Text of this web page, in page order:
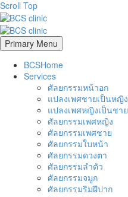
Scroll Top
Primary Menu
BCSHome
Services
ศัลยกรรมหน้าอก
แปลงเพศชายเป็นหญิง
แปลงเพศหญิงเป็นชาย
ศัลยกรรมเพศหญิง
ศัลยกรรมเพศชาย
ศัลยกรรมใบหน้า
ศัลยกรรมดวงตา
ศัลยกรรมลำตัว
ศัลยกรรมจมูก
ศัลยกรรมริมฝีปาก